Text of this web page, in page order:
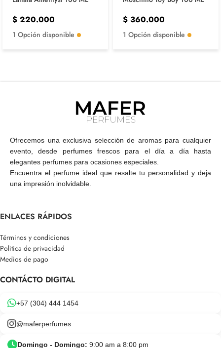
$ 220.000
1 Opción disponible
$ 360.000
1 Opción disponible
Ofrecemos una exclusiva selección de aromas para cualquier
evento, desde perfumes frescos para el día a día hasta
elegantes perfumes para ocasiones especiales.
Encuentra el perfume ideal que resalte tu personalidad y deja
una impresión inolvidable.
ENLACES RÁPIDOS
Términos y condiciones
Politica de privacidad
Medios de pago
CONTÁCTO DIGITAL
+57 (304) 444 1454
@maferperfumes
Domingo - Domingo: 9:00 am a 8:00 pm